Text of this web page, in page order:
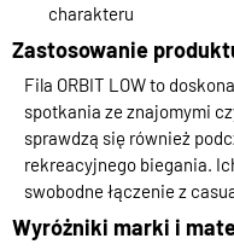
charakteru
Zastosowanie
Fila ORBIT LOW to
spotkania ze znajomymi
sprawdzą się również
rekreacyjnego biegania.
swobodne łączenie z
Wyróżniki marki i